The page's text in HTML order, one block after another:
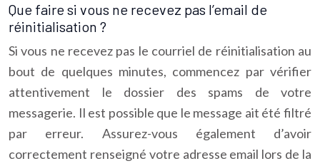
Que faire si vous ne recevez pas l’email de
réinitialisation ?
Si vous ne recevez pas le courriel de réinitialisation au
bout de quelques minutes, commencez par vérifier
attentivement le dossier des spams de votre
messagerie. Il est possible que le message ait été filtré
par erreur. Assurez-vous également d’avoir
correctement renseigné votre adresse email lors de la